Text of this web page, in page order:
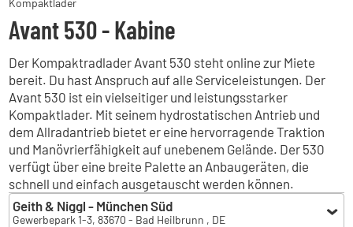
Kompaktlader
Avant 530 - Kabine
Der Kompaktradlader Avant 530 steht online zur Miete
bereit. Du hast Anspruch auf alle Serviceleistungen. Der
Avant 530 ist ein vielseitiger und leistungsstarker
Kompaktlader. Mit seinem hydrostatischen Antrieb und
dem Allradantrieb bietet er eine hervorragende Traktion
und Manövrierfähigkeit auf unebenem Gelände. Der 530
verfügt über eine breite Palette an Anbaugeräten, die
schnell und einfach ausgetauscht werden können.
Geith & Niggl - München Süd
Gewerbepark 1-3, 83670 - Bad Heilbrunn , DE